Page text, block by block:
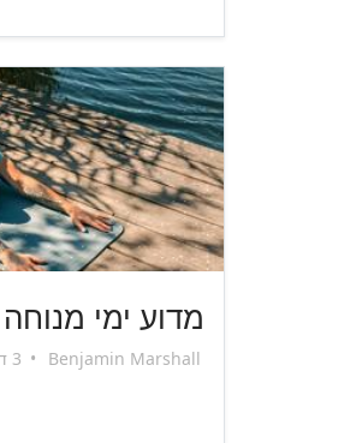
מדוע ימי
Benjamin Marshall
•